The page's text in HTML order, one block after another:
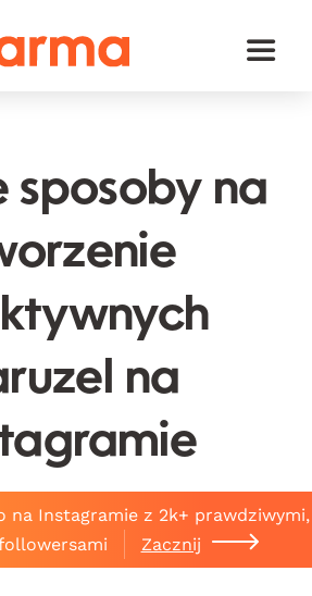
Toggle
sposoby na
na
na Instagramie z 2k+ prawdziwymi,
Zacznij